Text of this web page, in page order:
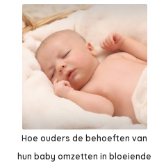
Hoe ouders de behoeften van
hun baby omzetten in bloeiende